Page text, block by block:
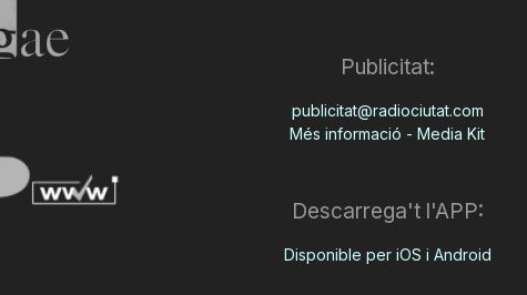
Publicitat:
publicitat@radiociutat.com
Més informació - Media Kit
Descarrega't l'APP:
Disponible per iOS i Android